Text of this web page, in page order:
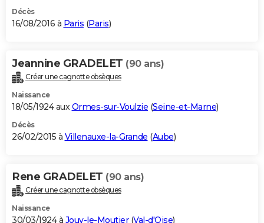
Décès
16/08/2016 à Paris (Paris)
Jeannine GRADELET (90 ans)
Créer une cagnotte obsèques
Naissance
18/05/1924 auxOrmes-sur-Voulzie (Seine-et-Marne)
Décès
26/02/2015 à Villenauxe-la-Grande (Aube)
Rene GRADELET (90 ans)
Créer une cagnotte obsèques
Naissance
30/03/1924 à Jouy-le-Moutier(Val-d'Oise)